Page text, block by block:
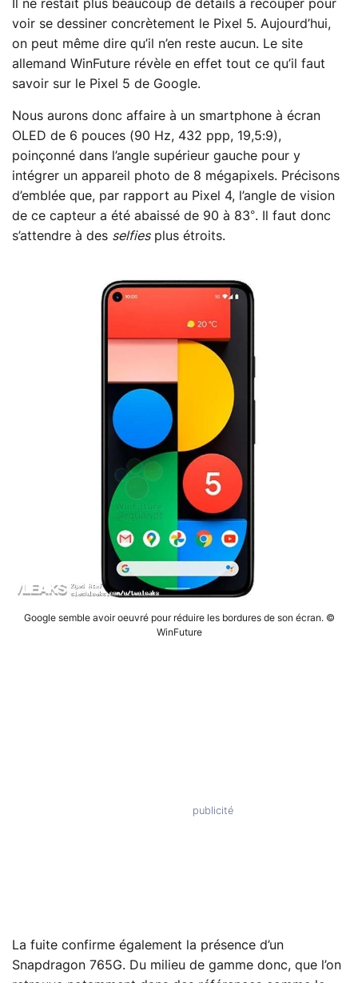
Il ne restait plus beaucoup de détails à recouper pour
voir se dessiner concrètement le Pixel 5. Aujourd’hui,
on peut même dire qu’il n’en reste aucun. Le site
allemand WinFuture révèle en effet tout ce qu’il faut
savoir sur le Pixel 5 de Google.
Nous aurons donc affaire à un smartphone à écran
OLED de 6 pouces (90 Hz, 432 ppp, 19,5:9),
poinçonné dans l’angle supérieur gauche pour y
intégrer un appareil photo de 8 mégapixels. Précisons
d’emblée que, par rapport au Pixel 4, l’angle de vision
de ce capteur a été abaissé de 90 à 83°. Il faut donc
s’attendre à des selfiesplus étroits.
Google semble avoir oeuvré pour réduire les bordures de son écran. ©
WinFuture
La fuite confirme également la présence d’un
Snapdragon 765G. Du milieu de gamme donc, que l’on